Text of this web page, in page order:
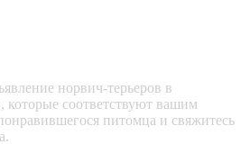
норвич-терьеров в
которые соответствуют вашим
питомца и свяжитесь